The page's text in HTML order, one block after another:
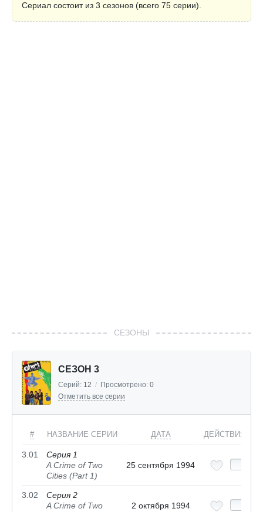
Сериал состоит из 3 сезонов (всего 75 серии).
СЕЗОНЫ
СЕЗОН 3
Серий: 12 / Просмотрено: 0
Отметить все серии
# НАЗВАНИЕ СЕРИИ ДАТА ДЕЙСТВИЯ
3.01
Серия 1
A Crime of Two
Cities (Part 1)
25 сентября 1994
3.02
Серия 2
A Crime of Two
2 октября 1994